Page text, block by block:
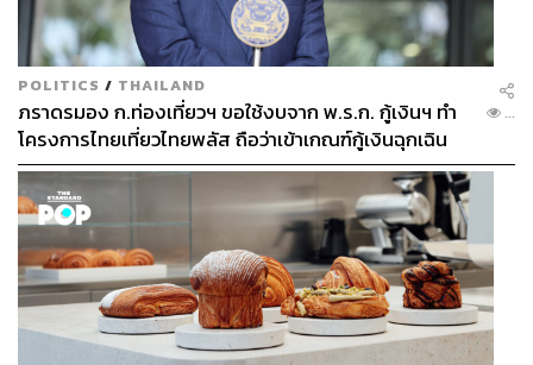
POLITICS / THAILAND
ภราดรมอง ก.ท่องเที่ยวฯ ขอใช้งบจาก พ.ร.ก. กู้เงินฯ ทำ
โครงการไทยเที่ยวไทยพลัส ถือว่าเข้าเกณฑ์กู้เงินฉุกเฉิน
...